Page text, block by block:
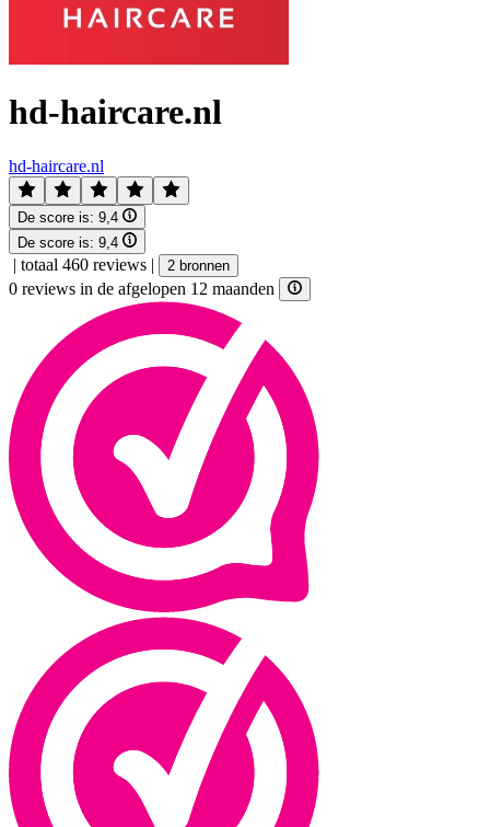
hd-haircare.nl
hd-haircare.nl
De score is: 9,4
De score is: 9,4
| totaal 460 reviews | 2 bronnen
0 reviews in de afgelopen 12 maanden